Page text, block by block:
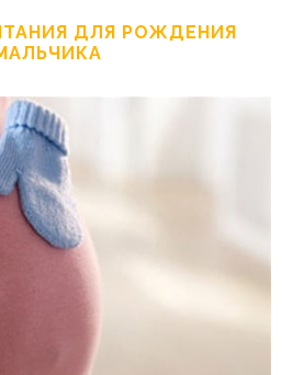
ДЛЯ РОЖДЕНИЯ